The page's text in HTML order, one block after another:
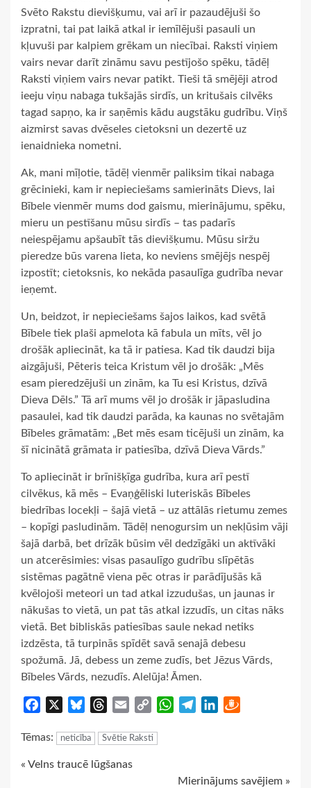
Svēto Rakstu dievišķumu, vai arī ir pazaudējuši šo
izpratni, tai pat laikā atkal ir iemīlējuši pasauli un
kļuvuši par kalpiem grēkam un niecībai. Raksti viņiem
vairs nevar darīt zināmu savu pestījošo spēku, tādēļ
Raksti viņiem vairs nevar patikt. Tieši tā smējēji atrod
ieeju viņu nabaga tukšajās sirdīs, un kritušais cilvēks
tagad sapņo, ka ir saņēmis kādu augstāku gudrību. Viņš
aizmirst savas dvēseles cietoksni un dezertē uz
ienaidnieka nometni.
Ak, mani mīļotie, tādēļ vienmēr paliksim tikai nabaga
grēcinieki, kam ir nepieciešams samierināts Dievs, lai
Bībele vienmēr mums dod gaismu, mierinājumu, spēku,
mieru un pestīšanu mūsu sirdīs – tas padarīs
neiespējamu apšaubīt tās dievišķumu. Mūsu siržu
pieredze būs varena lieta, ko neviens smējējs nespēj
izpostīt; cietoksnis, ko nekāda pasaulīga gudrība nevar
ieņemt.
Un, beidzot, ir nepieciešams šajos laikos, kad svētā
Bībele tiek plaši apmelota kā fabula un mīts, vēl jo
drošāk apliecināt, ka tā ir patiesa. Kad tik daudzi bija
aizgājuši, Pēteris teica Kristum vēl jo drošāk: „Mēs
esam pieredzējuši un zinām, ka Tu esi Kristus, dzīvā
Dieva Dēls.” Tā arī mums vēl jo drošāk ir jāpasludina
pasaulei, kad tik daudzi parāda, ka kaunas no svētajām
Bībeles grāmatām: „Bet mēs esam ticējuši un zinām, ka
šī nicinātā grāmata ir patiesība, dzīvā Dieva Vārds.”
To apliecināt ir brīnišķīga gudrība, kura arī pestī
cilvēkus, kā mēs – Evaņģēliski luteriskās Bībeles
biedrības locekļi – šajā vietā – uz attālās rietumu zemes
– kopīgi pasludinām. Tādēļ nenogursim un nekļūsim vāji
šajā darbā, bet drīzāk būsim vēl dedzīgāki un aktīvāki
un atcerēsimies: visas pasaulīgo gudrību slīpētās
sistēmas pagātnē viena pēc otras ir parādījušās kā
kvēlojoši meteori un tad atkal izzudušas, un jaunas ir
nākušas to vietā, un pat tās atkal izzudīs, un citas nāks
vietā. Bet bibliskās patiesības saule nekad netiks
izdzēsta, tā turpinās spīdēt savā senajā debesu
spožumā. Jā, debess un zeme zudīs, bet Jēzus Vārds,
Bībeles Vārds, nezudīs. Alelūja! Āmen.
Facebook BlueskyThreads
Email
Copy
WhatsApp
TelegramLinkedIn
Tēmas: neticība Svētie Raksti
Continue
« Velns traucē lūgšanas
Mierinājums savējiem »